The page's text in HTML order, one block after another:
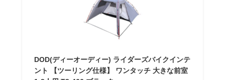
DOD(ディーオーディー) ライダーズバイクインテ
ント 【ツーリング仕様】 ワンタッチ 大きな前室